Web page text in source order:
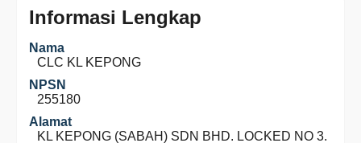
Informasi Lengkap
Nama
CLC KL KEPONG
NPSN
255180
Alamat
KL KEPONG (SABAH) SDN BHD. LOCKED NO 3.